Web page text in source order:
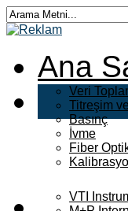
Ana
Veri
Titreşim
Basınç
İvme
Fiber
VTI